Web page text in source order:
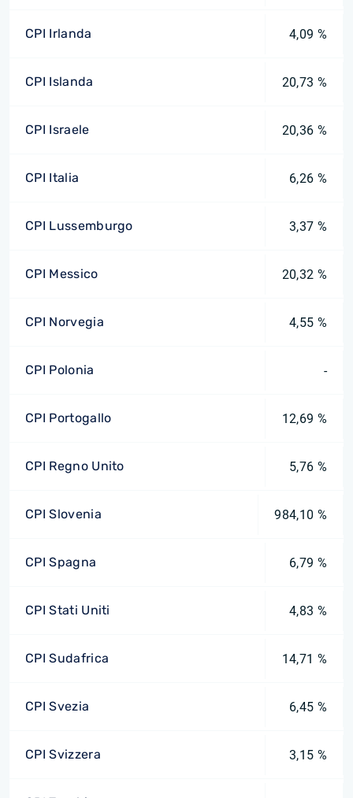
CPI Irlanda 4,09 %
CPI Islanda 20,73 %
CPI Israele 20,36 %
CPI Italia 6,26 %
CPI Lussemburgo 3,37 %
CPI Messico 20,32 %
CPI Norvegia 4,55 %
CPI Polonia -
CPI Portogallo 12,69 %
CPI Regno Unito 5,76 %
CPI Slovenia 984,10 %
CPI Spagna 6,79 %
CPI Stati Uniti 4,83 %
CPI Sudafrica 14,71 %
CPI Svezia 6,45 %
CPI Svizzera 3,15 %